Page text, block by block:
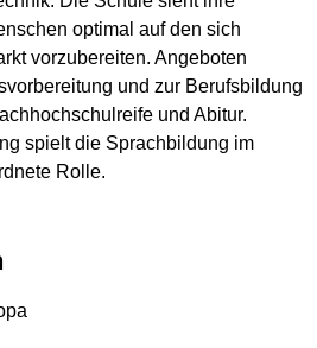
optimal auf den sich
vorzubereiten. Angeboten
und zur Berufsbildung
und Abitur.
spielt die Sprachbildung im
Rolle.